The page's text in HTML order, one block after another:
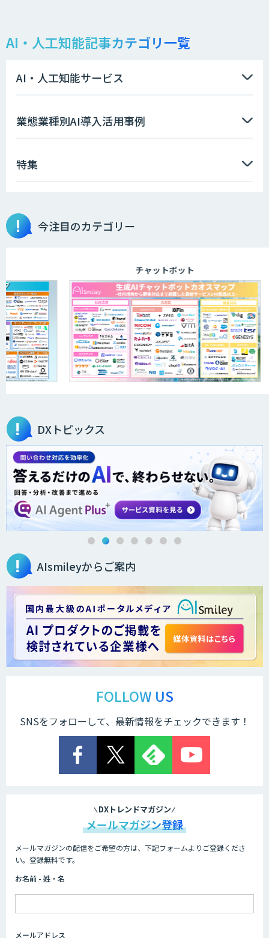
AI・人工知能記事カテゴリ一覧
AI・人工知能サービス
業態業種別AI導入活用事例
特集
今注目のカテゴリー
チャットボット
DXトピックス
AIsmileyからご案内
FOLLOW US
SNSをフォローして、最新情報をチェックできます！
DXトレンドマガジン
メールマガジン登録
メールマガジンの配信をご希望の方は、下記フォームよりご登録くださ
い。登録無料です。
お名前 - 姓・名
メールアドレス